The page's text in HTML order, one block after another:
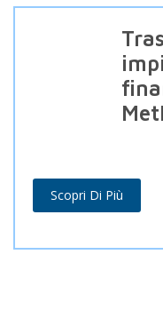
Scopri Di Più